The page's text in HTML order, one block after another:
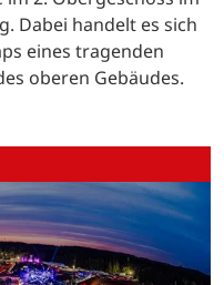
Dabei handelt es sich
eines tragenden
oberen Gebäudes.